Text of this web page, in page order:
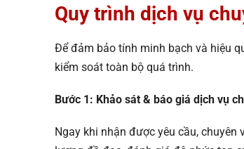
Quy trình dịch vụ
Để đảm bảo tính minh bạch và hiệu
kiểm soát toàn bộ quá trình.
Bước 1: Khảo sát & báo giá dịch vụ
Ngay khi nhận được yêu cầu, chuyên